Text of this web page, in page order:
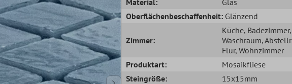
Oberflächenbeschaffenheit: Glänzend
Zimmer:
Küche, Badezimmer,
Waschraum,
Flur, Wohnzimmer
Produktart:
Mosaikfliese
Steingröße:
15x15mm